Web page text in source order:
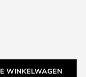
WINKELWAGEN